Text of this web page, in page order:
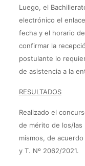
Luego, el
electrónico el
fecha y el horario
confirmar la
postulante lo
de asistencia a la
RESULTADOS
Realizado el
de mérito de los/
mismos, de
y T. Nº 2062/2021.